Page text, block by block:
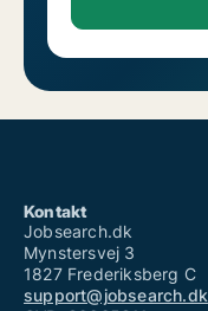
Kontakt
Jobsearch.dk
Mynstersvej 3
1827 Frederiksberg C
support@jobsearch.dk